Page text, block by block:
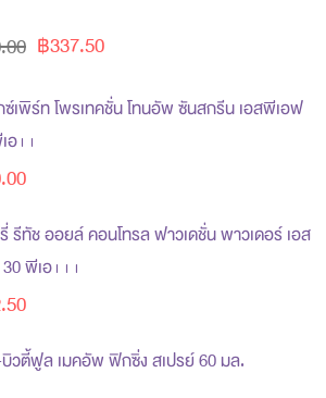
฿337.50
ซ์เพิร์ท โพรเทคชั่น โทนอัพ ซันสกรีน เอสพีเอฟ
อ++
รีทัช ออยล์ คอนโทรล ฟาวเดชั่น พาวเดอร์ เอส
พีเอ+++
วตี้ฟูล เมคอัพ ฟิกซิ่ง สเปรย์ 60 มล.